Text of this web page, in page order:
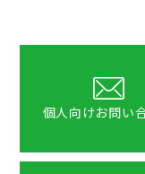
個人向けお問い